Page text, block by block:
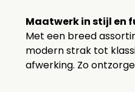
Maatwerk in stijl en
Met een breed
modern strak tot
afwerking. Zo